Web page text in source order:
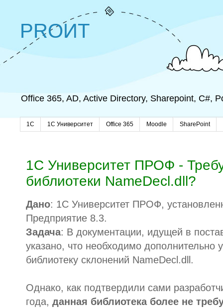
PROИТ
Office 365, AD, Active Directory, Sharepoint, C#,
1C 1С Университет Office 365 Moodle SharePoint
1С Университет ПРОФ -
библиотеки NameDecl.dll?
Дано: 1С Университет ПРОФ,
Предприятие 8.3.
Задача: В документации, идущей в
указано, что необходимо дополнительно
библиотеку склонений NameDecl.dll.
Однако, как подтвердили сами
года, данная библиотека более не